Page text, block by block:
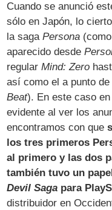
Cuando se anunció
sólo en Japón, lo
la sagaPersona
aparecido desde
regularMind: Zero
así como el a punto
Beat). En este caso
evidente al ver los
encontramos con que
los tres primeros
al primero y las dos
también tuvo un
Devil Saga para
distribuidor en